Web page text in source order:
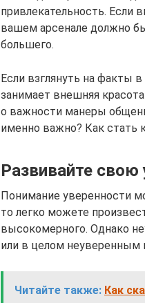
привлекательность. Если
вашем арсенале должно
большего.
Если взглянуть на факты
занимает внешняя
о важности манеры
именно важно? Как стать
Развивайте свою
Понимание уверенности
то легко можете
высокомерного. Однако
или в целом неуверенным
Читайте также: Как